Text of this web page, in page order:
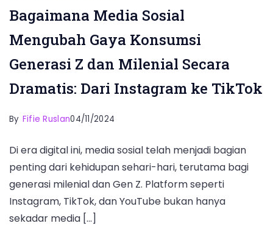
Bagaimana Media Sosial
Mengubah Gaya Konsumsi
Generasi Z dan Milenial Secara
Dramatis: Dari Instagram ke TikTok
By Fifie Ruslan04/11/2024
Di era digital ini, media sosial telah menjadi bagian
penting dari kehidupan sehari-hari, terutama bagi
generasi milenial dan Gen Z. Platform seperti
Instagram, TikTok, dan YouTube bukan hanya
sekadar media […]